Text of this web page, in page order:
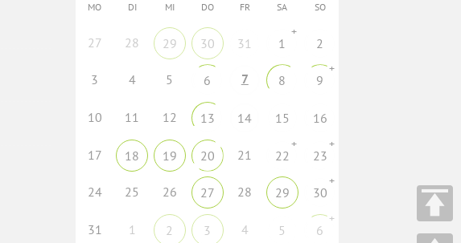
MO DI MI DO FR SA SO
27 28 29 30 31 1
+
2
3 4 5 6 7 8 9
+
10 11 12 13 14 15 16
17 18 19 20 21 22
+
23
+
24 25 26 27 28 29 30
+
31 1 2 3 4 5 6
+